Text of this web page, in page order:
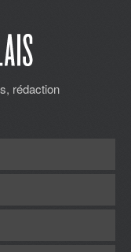
rédaction